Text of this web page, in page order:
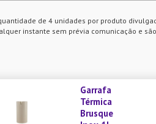
para melhorar nosso site e sua
Garrafa
Térmica
Brusque
de 4 unidades por produto
instante sem prévia comunicação e